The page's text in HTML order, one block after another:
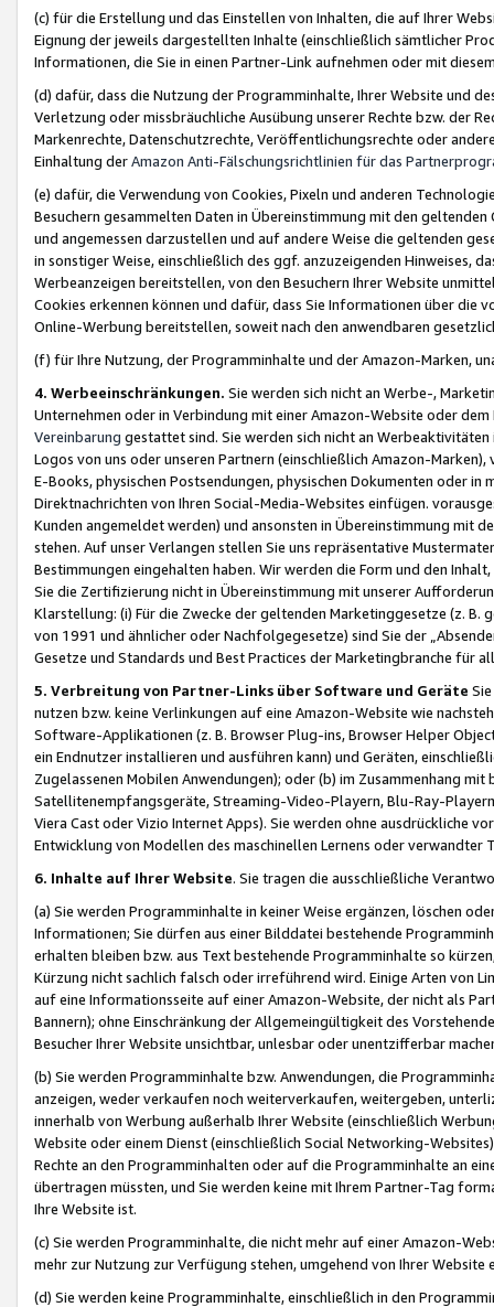
(c) für die Erstellung und das Einstellen von Inhalten, die auf Ihrer
Eignung der jeweils dargestellten Inhalte (einschließlich sämtlicher
Informationen, die Sie in einen Partner-Link aufnehmen oder mit
(d) dafür, dass die Nutzung der Programminhalte, Ihrer Website und
Verletzung oder missbräuchliche Ausübung unserer Rechte bzw. der
Markenrechte, Datenschutzrechte, Veröffentlichungsrechte oder
Einhaltung derAmazon Anti-Fälschungsrichtlinien für das
(e) dafür, die Verwendung von Cookies, Pixeln und anderen
Besuchern gesammelten Daten in Übereinstimmung mit den
und angemessen darzustellen und auf andere Weise die geltenden
in sonstiger Weise, einschließlich des ggf. anzuzeigenden Hinweises,
Werbeanzeigen bereitstellen, von den Besuchern Ihrer Website
Cookies erkennen können und dafür, dass Sie Informationen über die
Online-Werbung bereitstellen, soweit nach den anwendbaren
(f) für Ihre Nutzung, der Programminhalte und der Amazon-Marken,
4. Werbeeinschränkungen. Sie werden sich nicht an Werbe-,
Unternehmen oder in Verbindung mit einer Amazon-Website oder
Vereinbarung gestattet sind. Sie werden sich nicht an
Logos von uns oder unseren Partnern (einschließlich Amazon-
E-Books, physischen Postsendungen, physischen Dokumenten oder in
Direktnachrichten von Ihren Social-Media-Websites einfügen.
Kunden angemeldet werden) und ansonsten in Übereinstimmung mit
stehen. Auf unser Verlangen stellen Sie uns repräsentative
Bestimmungen eingehalten haben. Wir werden die Form und den
Sie die Zertifizierung nicht in Übereinstimmung mit unserer
Klarstellung: (i) Für die Zwecke der geltenden Marketinggesetze (z. B.
von 1991 und ähnlicher oder Nachfolgegesetze) sind Sie der
Gesetze und Standards und Best Practices der Marketingbranche für
5. Verbreitung von Partner-Links über Software und Geräte
nutzen bzw. keine Verlinkungen auf eine Amazon-Website wie
Software-Applikationen (z. B. Browser Plug-ins, Browser Helper
ein Endnutzer installieren und ausführen kann) und Geräten,
Zugelassenen Mobilen Anwendungen); oder (b) im Zusammenhang
Satellitenempfangsgeräte, Streaming-Video-Playern, Blu-Ray-
Viera Cast oder Vizio Internet Apps). Sie werden ohne ausdrückliche
Entwicklung von Modellen des maschinellen Lernens oder
6. Inhalte auf Ihrer Website. Sie tragen die ausschließliche
(a) Sie werden Programminhalte in keiner Weise ergänzen, löschen
Informationen; Sie dürfen aus einer Bilddatei bestehende
erhalten bleiben bzw. aus Text bestehende Programminhalte so
Kürzung nicht sachlich falsch oder irreführend wird. Einige Arten von
auf eine Informationsseite auf einer Amazon-Website, der nicht als
Bannern); ohne Einschränkung der Allgemeingültigkeit des
Besucher Ihrer Website unsichtbar, unlesbar oder unentzifferbar
(b) Sie werden Programminhalte bzw. Anwendungen, die
anzeigen, weder verkaufen noch weiterverkaufen, weitergeben,
innerhalb von Werbung außerhalb Ihrer Website (einschließlich
Website oder einem Dienst (einschließlich Social Networking-
Rechte an den Programminhalten oder auf die Programminhalte an
übertragen müssten, und Sie werden keine mit Ihrem Partner-Tag
Ihre Website ist.
(c) Sie werden Programminhalte, die nicht mehr auf einer Amazon-
mehr zur Nutzung zur Verfügung stehen, umgehend von Ihrer
(d) Sie werden keine Programminhalte, einschließlich in den